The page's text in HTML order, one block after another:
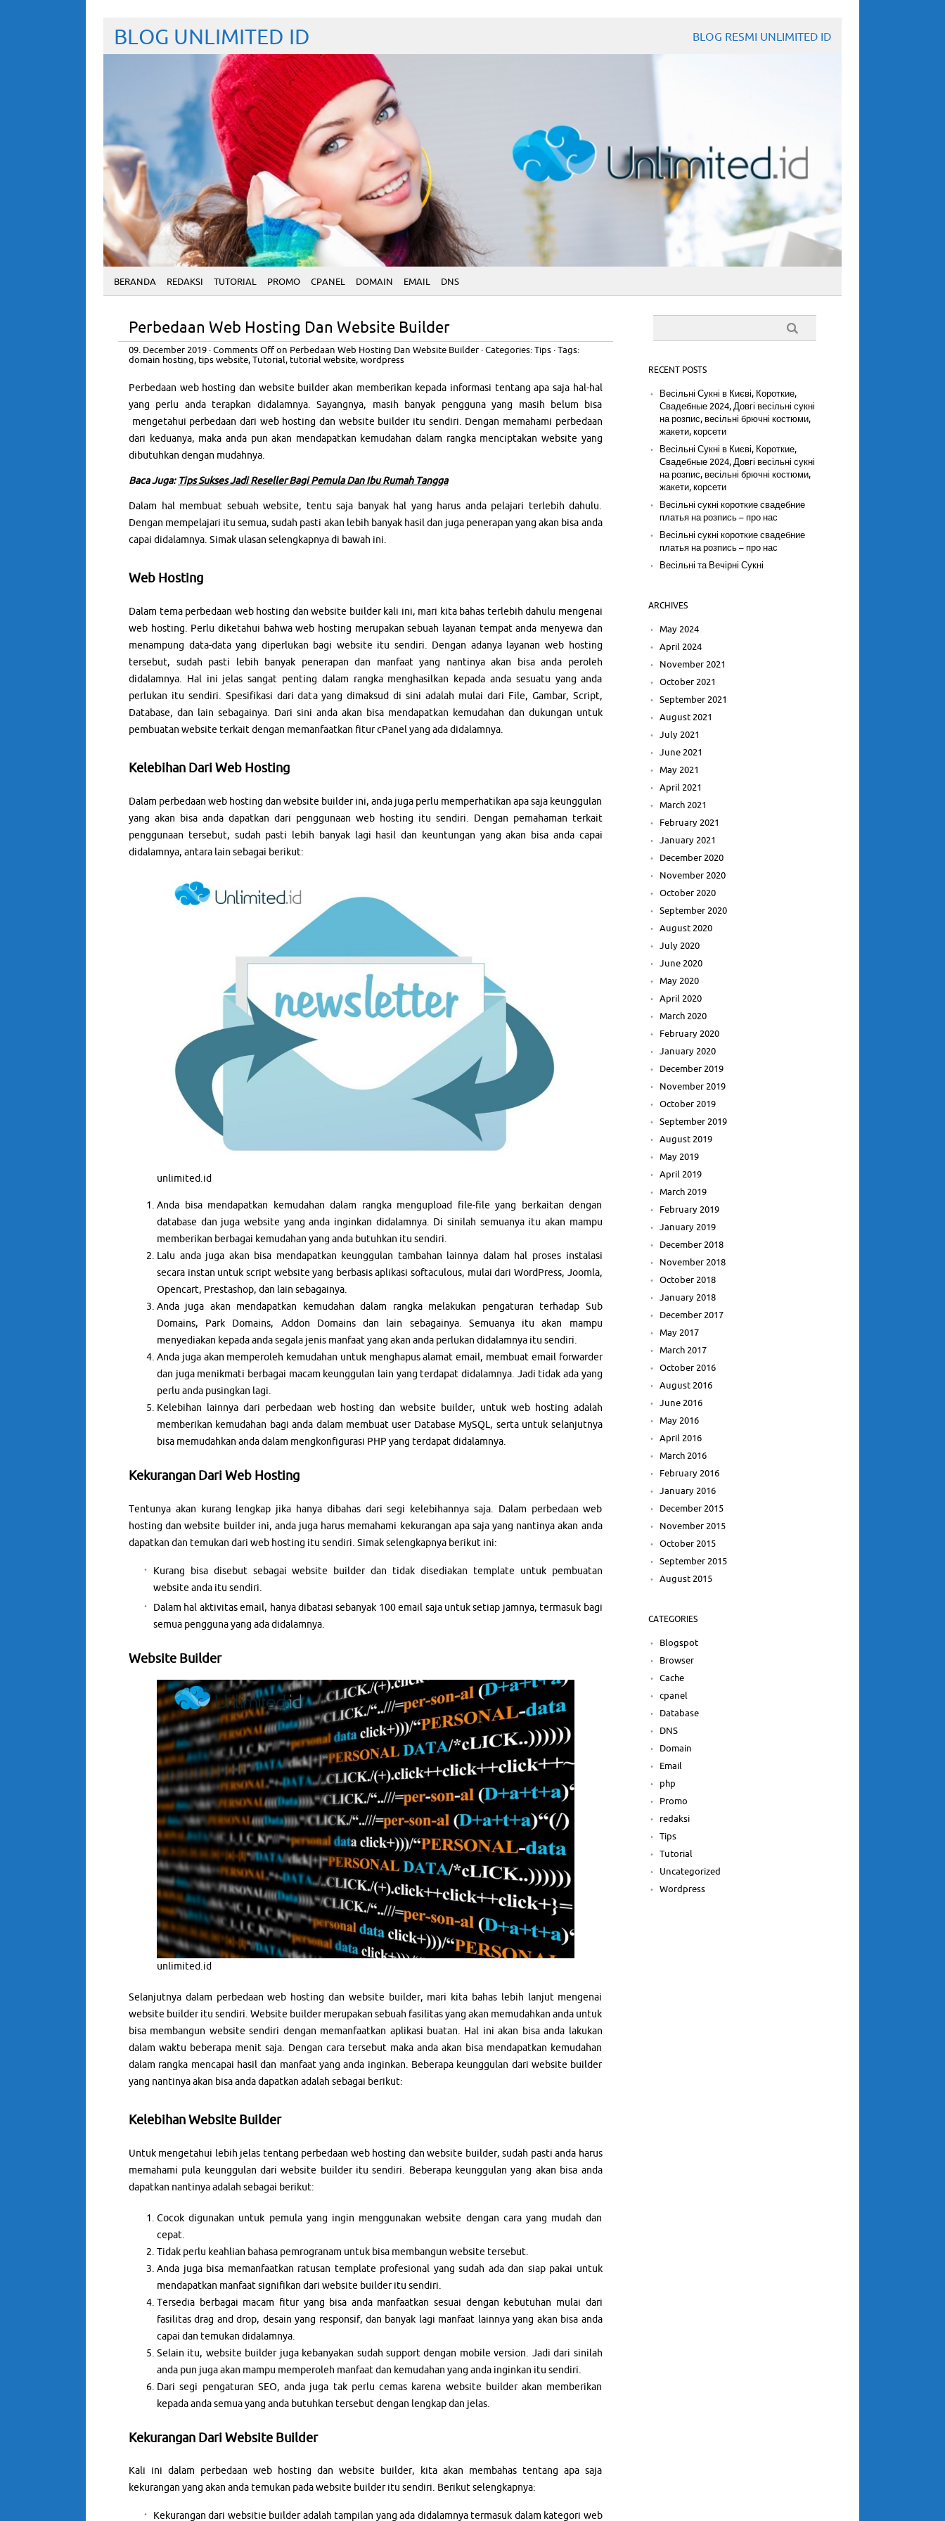
BLOG UNLIMITED ID BLOG RESMI UNLIMITED ID
BERANDA REDAKSI TUTORIAL PROMO CPANEL DOMAIN EMAIL DNS
Perbedaan Web Hosting Dan Website Builder
09. December 2019 · Comments Off on Perbedaan Web Hosting Dan Website Builder · Categories: Tips · Tags:
domain hosting, tips website, Tutorial, tutorial website, wordpress
Perbedaan web hosting dan website builder akan memberikan kepada informasi tentang apa saja hal-hal
yang perlu anda terapkan didalamnya. Sayangnya, masih banyak pengguna yang masih belum bisa
mengetahui perbedaan dari web hosting dan website builder itu sendiri. Dengan memahami perbedaan
dari keduanya, maka anda pun akan mendapatkan kemudahan dalam rangka menciptakan website yang
dibutuhkan dengan mudahnya.
Baca Juga: Tips Sukses Jadi Reseller Bagi Pemula Dan Ibu Rumah Tangga
Dalam hal membuat sebuah website, tentu saja banyak hal yang harus anda pelajari terlebih dahulu.
Dengan mempelajari itu semua, sudah pasti akan lebih banyak hasil dan juga penerapan yang akan bisa anda
capai didalamnya. Simak ulasan selengkapnya di bawah ini.
Web Hosting
Dalam tema perbedaan web hosting dan website builder kali ini, mari kita bahas terlebih dahulu mengenai
web hosting. Perlu diketahui bahwa web hosting merupakan sebuah layanan tempat anda menyewa dan
menampung data-data yang diperlukan bagi website itu sendiri. Dengan adanya layanan web hosting
tersebut, sudah pasti lebih banyak penerapan dan manfaat yang nantinya akan bisa anda peroleh
didalamnya. Hal ini jelas sangat penting dalam rangka menghasilkan kepada anda sesuatu yang anda
perlukan itu sendiri. Spesifikasi dari data yang dimaksud di sini adalah mulai dari File, Gambar, Script,
Database, dan lain sebagainya. Dari sini anda akan bisa mendapatkan kemudahan dan dukungan untuk
pembuatan website terkait dengan memanfaatkan fitur cPanel yang ada didalamnya.
Kelebihan Dari Web Hosting
Dalam perbedaan web hosting dan website builder ini, anda juga perlu memperhatikan apa saja keunggulan
yang akan bisa anda dapatkan dari penggunaan web hosting itu sendiri. Dengan pemahaman terkait
penggunaan tersebut, sudah pasti lebih banyak lagi hasil dan keuntungan yang akan bisa anda capai
didalamnya, antara lain sebagai berikut:
unlimited.id
Anda bisa mendapatkan kemudahan dalam rangka mengupload file-file yang berkaitan dengan
database dan juga website yang anda inginkan didalamnya. Di sinilah semuanya itu akan mampu
memberikan berbagai kemudahan yang anda butuhkan itu sendiri.
Lalu anda juga akan bisa mendapatkan keunggulan tambahan lainnya dalam hal proses instalasi
secara instan untuk script website yang berbasis aplikasi softaculous, mulai dari WordPress, Joomla,
Opencart, Prestashop, dan lain sebagainya.
Anda juga akan mendapatkan kemudahan dalam rangka melakukan pengaturan terhadap Sub
Domains, Park Domains, Addon Domains dan lain sebagainya. Semuanya itu akan mampu
menyediakan kepada anda segala jenis manfaat yang akan anda perlukan didalamnya itu sendiri.
Anda juga akan memperoleh kemudahan untuk menghapus alamat email, membuat email forwarder
dan juga menikmati berbagai macam keunggulan lain yang terdapat didalamnya. Jadi tidak ada yang
perlu anda pusingkan lagi.
Kelebihan lainnya dari perbedaan web hosting dan website builder, untuk web hosting adalah
memberikan kemudahan bagi anda dalam membuat user Database MySQL, serta untuk selanjutnya
bisa memudahkan anda dalam mengkonfigurasi PHP yang terdapat didalamnya.
Kekurangan Dari Web Hosting
Tentunya akan kurang lengkap jika hanya dibahas dari segi kelebihannya saja. Dalam perbedaan web
hosting dan website builder ini, anda juga harus memahami kekurangan apa saja yang nantinya akan anda
dapatkan dan temukan dari web hosting itu sendiri. Simak selengkapnya berikut ini:
Kurang bisa disebut sebagai website builder dan tidak disediakan template untuk pembuatan
website anda itu sendiri.
Dalam hal aktivitas email, hanya dibatasi sebanyak 100 email saja untuk setiap jamnya, termasuk bagi
semua pengguna yang ada didalamnya.
Website Builder
unlimited.id
Selanjutnya dalam perbedaan web hosting dan website builder, mari kita bahas lebih lanjut mengenai
website builder itu sendiri. Website builder merupakan sebuah fasilitas yang akan memudahkan anda untuk
bisa membangun website sendiri dengan memanfaatkan aplikasi buatan. Hal ini akan bisa anda lakukan
dalam waktu beberapa menit saja. Dengan cara tersebut maka anda akan bisa mendapatkan kemudahan
dalam rangka mencapai hasil dan manfaat yang anda inginkan. Beberapa keunggulan dari website builder
yang nantinya akan bisa anda dapatkan adalah sebagai berikut:
Kelebihan Website Builder
Untuk mengetahui lebih jelas tentang perbedaan web hosting dan website builder, sudah pasti anda harus
memahami pula keunggulan dari website builder itu sendiri. Beberapa keunggulan yang akan bisa anda
dapatkan nantinya adalah sebagai berikut:
Cocok digunakan untuk pemula yang ingin menggunakan website dengan cara yang mudah dan
cepat.
Tidak perlu keahlian bahasa pemrogranam untuk bisa membangun website tersebut.
Anda juga bisa memanfaatkan ratusan template profesional yang sudah ada dan siap pakai untuk
mendapatkan manfaat signifikan dari website builder itu sendiri.
Tersedia berbagai macam fitur yang bisa anda manfaatkan sesuai dengan kebutuhan mulai dari
fasilitas drag and drop, desain yang responsif, dan banyak lagi manfaat lainnya yang akan bisa anda
capai dan temukan didalamnya.
Selain itu, website builder juga kebanyakan sudah support dengan mobile version. Jadi dari sinilah
anda pun juga akan mampu memperoleh manfaat dan kemudahan yang anda inginkan itu sendiri.
Dari segi pengaturan SEO, anda juga tak perlu cemas karena website builder akan memberikan
kepada anda semua yang anda butuhkan tersebut dengan lengkap dan jelas.
Kekurangan Dari Website Builder
Kali ini dalam perbedaan web hosting dan website builder, kita akan membahas tentang apa saja
kekurangan yang akan anda temukan pada website builder itu sendiri. Berikut selengkapnya:
Kekurangan dari websitie builder adalah tampilan yang ada didalamnya termasuk dalam kategori web
RECENT POSTS
Весільні Сукні в Києві, Короткие,
Свадебные 2024, Довгі весільні сукні
на розпис, весільні брючні костюми,
жакети, корсети
Весільні Сукні в Києві, Короткие,
Свадебные 2024, Довгі весільні сукні
на розпис, весільні брючні костюми,
жакети, корсети
Весільні сукні короткие свадебние
платья на розпись – про нас
Весільні сукні короткие свадебние
платья на розпись – про нас
Весільні та Вечірні Сукні
ARCHIVES
May 2024
April 2024
November 2021
October 2021
September 2021
August 2021
July 2021
June 2021
May 2021
April 2021
March 2021
February 2021
January 2021
December 2020
November 2020
October 2020
September 2020
August 2020
July 2020
June 2020
May 2020
April 2020
March 2020
February 2020
January 2020
December 2019
November 2019
October 2019
September 2019
August 2019
May 2019
April 2019
March 2019
February 2019
January 2019
December 2018
November 2018
October 2018
January 2018
December 2017
May 2017
March 2017
October 2016
August 2016
June 2016
May 2016
April 2016
March 2016
February 2016
January 2016
December 2015
November 2015
October 2015
September 2015
August 2015
CATEGORIES
Blogspot
Browser
Cache
cpanel
Database
DNS
Domain
Email
php
Promo
redaksi
Tips
Tutorial
Uncategorized
Wordpress